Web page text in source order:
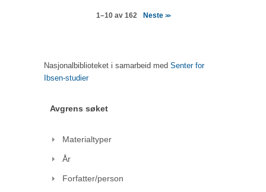
1–10 av 162 Neste >>
Nasjonalbiblioteket i samarbeid med Senter for
Ibsen-studier
Avgrens søket
Materialtyper
År
Forfatter/person